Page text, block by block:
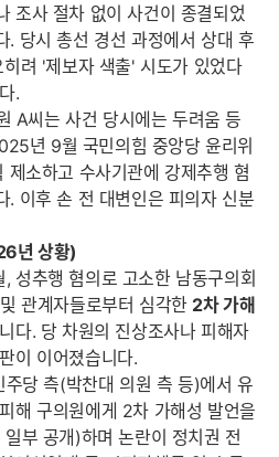
조사 절차 없이 사건이 종결되었
. 당시 총선 경선 과정에서 상대 후
려 '제보자 색출' 시도가 있었다
.
A씨는 사건 당시에는 두려움 등
년 9월 국민의힘 중앙당 윤리위
소하고 수사기관에 강제추행 혐
. 이후 손 전 대변인은 피의자 신분
년 상황)
성추행 혐의로 고소한 남동구의회
관계자들로부터 심각한 2차 가해
다. 당 차원의 진상조사나 피해자
이 이어졌습니다.
주당 측(박찬대 의원 측 등)에서 유
해 구의원에게 2차 가해성 발언을
부 공개)하며 논란이 정치권 전